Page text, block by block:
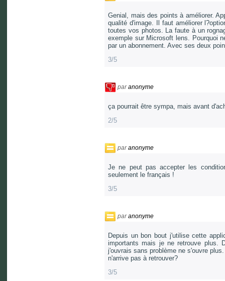
Genial, mais des points à améliorer.
qualité d'image. Il faut améliorer
toutes vos photos. La faute à un
exemple sur Microsoft lens. Pourquoi
par un abonnement. Avec ses deux
3/5
paranonyme
ça pourrait être sympa, mais avant
2/5
paranonyme
Je ne peut pas accepter les
seulement le français !
3/5
paranonyme
Depuis un bon bout j'utilise cette
importants mais je ne retrouve plus.
j'ouvrais sans problème ne s'ouvre
n'arrive pas à retrouver?
3/5